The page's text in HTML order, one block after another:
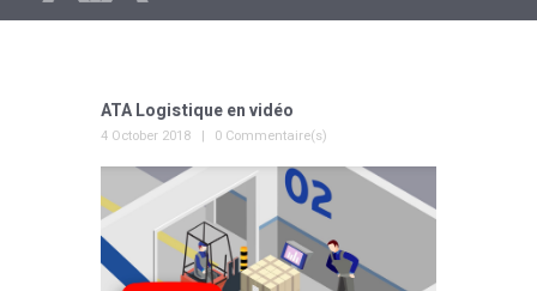
ATA Logistique en vidéo
4 October 2018 0 Commentaire(s)